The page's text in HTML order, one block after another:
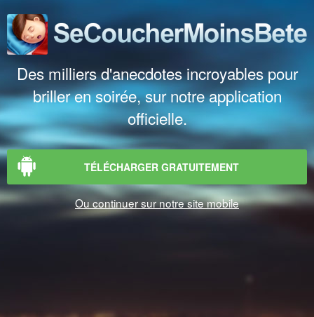
Des milliers d'anecdotes incroyables pour
briller en soirée, sur notre application
officielle.
TÉLÉCHARGER GRATUITEMENT
Ou continuer sur notre site mobile